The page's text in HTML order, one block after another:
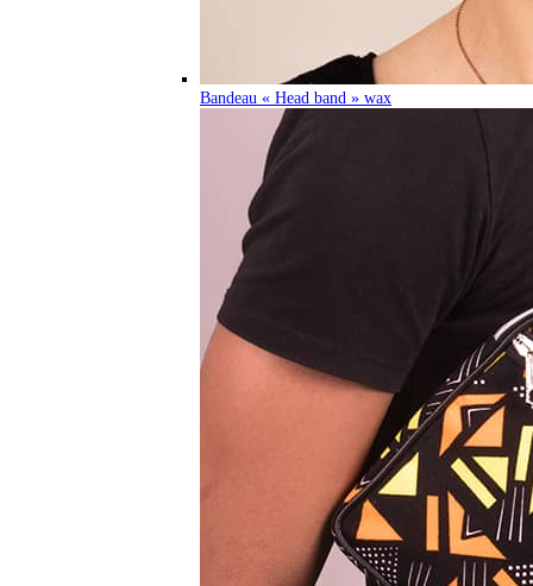
Bandeau « Head band » wax